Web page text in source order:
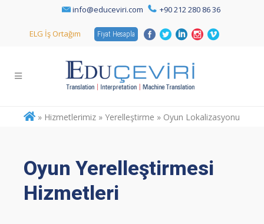
info@educeviri.com +90 212 280 86 36
ELG İş Ortağım Fiyat Hesapla
» Hizmetlerimiz » Yerelleştirme » Oyun Lokalizasyonu
Oyun Yerelleştirmesi
Hizmetleri